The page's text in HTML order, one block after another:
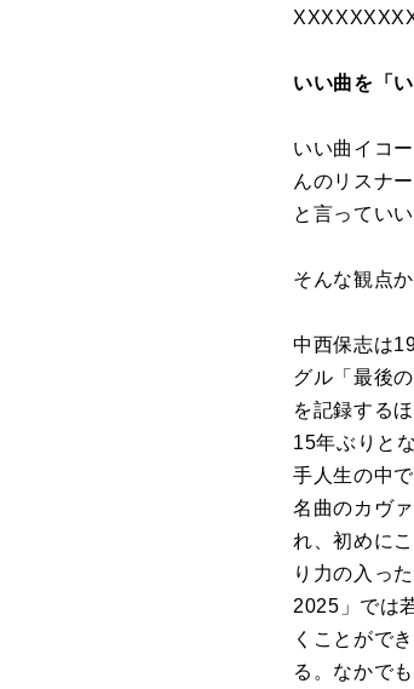
いい曲を「
いい曲イコ
んのリスナ
と言っていい
そんな観点
中西保志は
グル「最後
を記録する
15年ぶりと
手人生の中
名曲のカヴ
れ、初めに
り力の入っ
2025 」では
くことがで
る。なかで